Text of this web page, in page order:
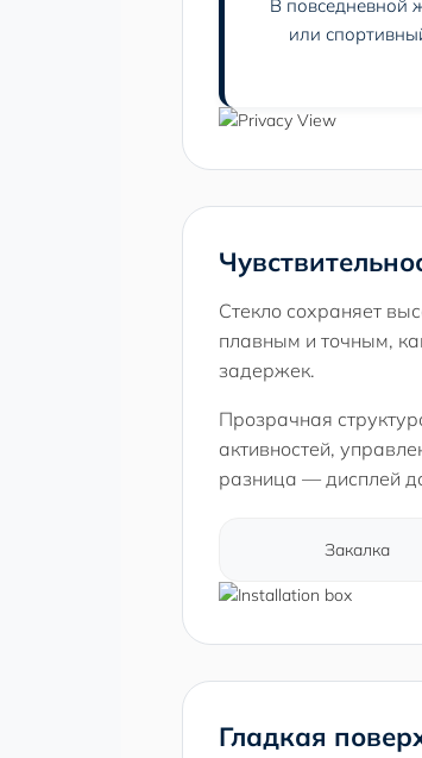
В повседневной
или
Стекло сохраняет
плавным и точным,
задержек.
Прозрачная
активностей,
разница — дисплей
Закалка
Гладкая